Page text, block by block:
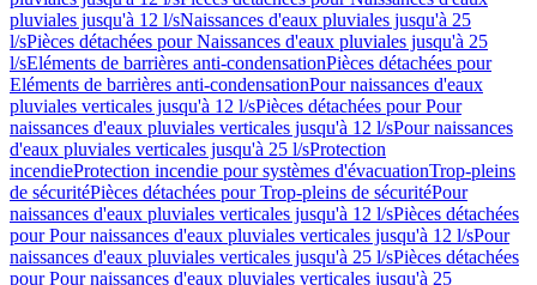
pluviales jusqu'à 12 l/sNaissances d'eaux pluviales jusqu'à 25
l/sPièces détachées pour Naissances d'eaux pluviales jusqu'à 25
l/sEléments de barrières anti-condensationPièces détachées pour
Eléments de barrières anti-condensationPour naissances d'eaux
pluviales verticales jusqu'à 12 l/sPièces détachées pour Pour
naissances d'eaux pluviales verticales jusqu'à 12 l/sPour naissances
d'eaux pluviales verticales jusqu'à 25 l/sProtection
incendieProtection incendie pour systèmes d'évacuationTrop-pleins
de sécuritéPièces détachées pour Trop-pleins de sécuritéPour
naissances d'eaux pluviales verticales jusqu'à 12 l/sPièces détachées
pour Pour naissances d'eaux pluviales verticales jusqu'à 12 l/sPour
naissances d'eaux pluviales verticales jusqu'à 25 l/sPièces détachées
pour Pour naissances d'eaux pluviales verticales jusqu'à 25